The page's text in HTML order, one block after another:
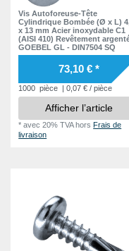
Vis Autoforeuse-Tête
Cylindrique Bombée (Ø x L)
x 13 mm Acier inoxydable C1
(AISI 410) Revêtement
GOEBEL GL - DIN7504 SQ
73,10 € *
1000 pièce | 0,07 € / pièce
Afficher l’article
*avec 20% TVAhorsFrais de
livraison